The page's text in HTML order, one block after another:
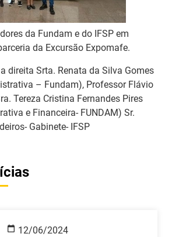
da Fundam e do IFSP em
da Excursão Expomafe.
direita Srta. Renata da Silva Gomes
– Fundam), Professor Flávio
Tereza Cristina Fernandes Pires
e Financeira- FUNDAM) Sr.
Gabinete- IFSP
12/06/2024